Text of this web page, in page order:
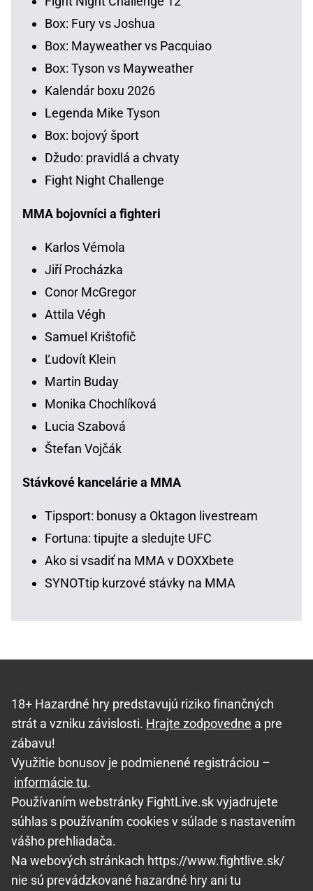
Box: Fury vs Joshua
Box: Mayweather vs Pacquiao
Box: Tyson vs Mayweather
Kalendár boxu 2026
Legenda Mike Tyson
Box: bojový šport
Džudo: pravidlá a chvaty
Fight Night Challenge
MMA bojovníci a fighteri
Karlos Vémola
Jiří Procházka
Conor McGregor
Attila Végh
Samuel Krištofič
Ľudovít Klein
Martin Buday
Monika Chochlíková
Lucia Szabová
Štefan Vojčák
Stávkové kancelárie a MMA
Tipsport: bonusy a Oktagon livestream
Fortuna: tipujte a sledujte UFC
Ako si vsadiť na MMA v DOXXbete
SYNOTtip kurzové stávky na MMA
18+ Hazardné hry predstavujú riziko finančných
strát a vzniku závislosti. Hrajte zodpovedne a pre
zábavu!
Využitie bonusov je podmienené registráciou –
informácie tu.
Používaním webstránky FightLive.sk vyjadrujete
súhlas s používaním cookies v súlade s nastavením
vášho prehliadača.
Na webových stránkach https://www.fightlive.sk/
nie sú prevádzkované hazardné hry ani tu